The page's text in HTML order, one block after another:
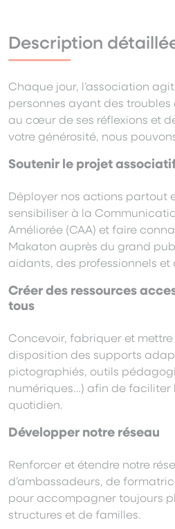
Description
Chaque jour, l’association
personnes ayant des
au cœur de ses réflexions et
votre générosité, nous
Soutenir le projet
Déployer nos actions partout
sensibiliser à la
Améliorée (CAA) et faire
Makaton auprès du grand
aidants, des professionnels et
Créer des ressources
tous
Concevoir, fabriquer et
disposition des supports
pictographiés, outils
numériques…) afin de
quotidien.
Développer notre réseau
Renforcer et étendre notre
d’ambassadeurs, de
pour accompagner toujours
structures et de familles.